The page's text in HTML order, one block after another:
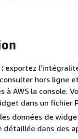
exportez
hors ligne
à AWS la console.
dans un fichier
données de
détaillée dans des